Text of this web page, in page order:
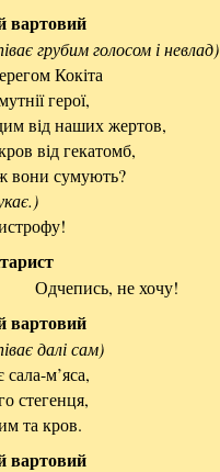
вартовий
грубим голосом і невлад)
Кокіта
герої,
від наших жертов,
від гекатомб,
вони сумують?
Одчепись, не хочу!
вартовий
далі сам)
м’яса,
стегенця,
та кров.
вартовий